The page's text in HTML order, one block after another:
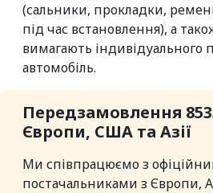
(сальники, прокладки,
під час встановлення), а
вимагають індивідуального
автомобіль.
Передзамовлення
Європи, США та Азії
Ми співпрацюємо з
постачальниками з Європи,